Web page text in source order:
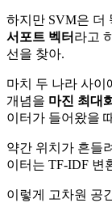
하지만 SVM은 더
서포트 벡터 라고
선을 찾아.
마치 두 나라 사이
개념을 마진 최대
이터가 들어왔을
약간 위치가 흔들
이터는 TF-IDF 변
이렇게 고차원 공